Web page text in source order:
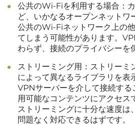
公共のWi-Fiを利用する場合：
ど、いかなるオープンネットワ
公共のWi-Fiネットワーク上の
てしまう可能性があります。
わらず、接続のプライバシーを
ストリーミング用：ストリーミ
によって異なるライブラリを表
VPNサーバーを介して接続する
用可能なコンテンツにアクセス
ストリーミングに十分な速度は
問題なく対応できるはずです。